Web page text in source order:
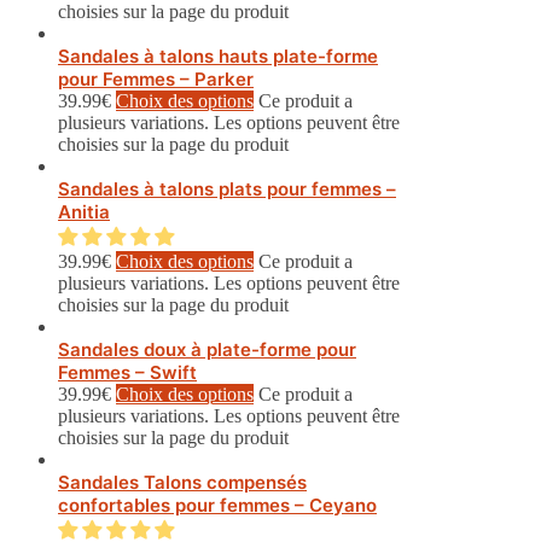
choisies sur la page du produit
Sandales à talons hauts plate-forme
pour Femmes – Parker
39.99€ Choix des options Ce produit a
plusieurs variations. Les options peuvent être
choisies sur la page du produit
Sandales à talons plats pour femmes –
Anitia
39.99€ Choix des options Ce produit a
plusieurs variations. Les options peuvent être
choisies sur la page du produit
Sandales doux à plate-forme pour
Femmes – Swift
39.99€ Choix des options Ce produit a
plusieurs variations. Les options peuvent être
choisies sur la page du produit
Sandales Talons compensés
confortables pour femmes – Ceyano